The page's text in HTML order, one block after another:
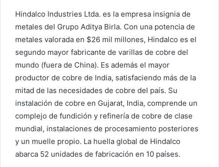
Hindalco Industries Ltda. es la empresa insignia de
metales del Grupo Aditya Birla. Con una potencia de
metales valorada en $26 mil millones, Hindalco es el
segundo mayor fabricante de varillas de cobre del
mundo (fuera de China). Es además el mayor
productor de cobre de India, satisfaciendo más de la
mitad de las necesidades de cobre del país. Su
instalación de cobre en Gujarat, India, comprende un
complejo de fundición y refinería de cobre de clase
mundial, instalaciones de procesamiento posteriores
y un muelle propio. La huella global de Hindalco
abarca 52 unidades de fabricación en 10 países.